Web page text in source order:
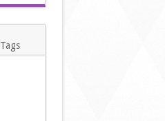
Tags